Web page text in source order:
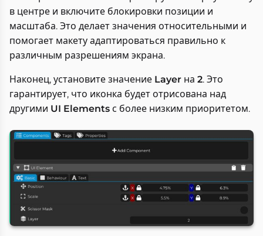
в центре и включите блокировки позиции и
масштаба. Это делает значения относительными и
помогает макету адаптироваться правильно к
различным разрешениям экрана.
Наконец, установите значение Layer на 2. Это
гарантирует, что иконка будет отрисована над
другими UI Elements с более низким приоритетом.